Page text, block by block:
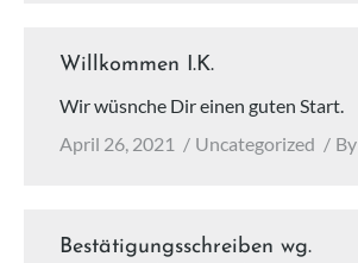
Willkommen I.K.
Wir wüsnche Dir einen guten Start.
April 26, 2021
Uncategorized By
Bestätigungsschreiben wg.